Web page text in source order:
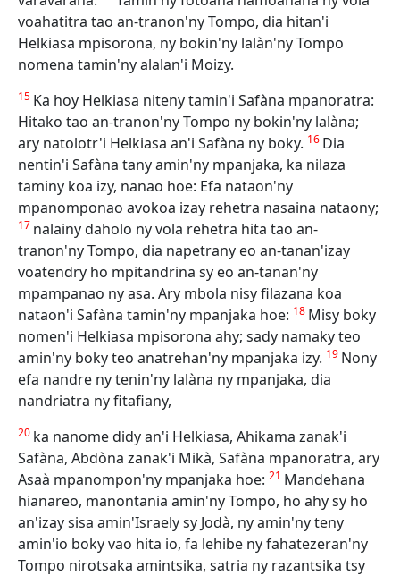
voahatitra tao an-tranon'ny Tompo, dia hitan'i
Helkiasa mpisorona, ny bokin'ny lalàn'ny Tompo
nomena tamin'ny alalan'i Moizy.
15 Ka hoy Helkiasa niteny tamin'i Safàna mpanoratra:
Hitako tao an-tranon'ny Tompo ny bokin'ny lalàna;
ary natolotr'i Helkiasa an'i Safàna ny boky. 16 Dia
nentin'i Safàna tany amin'ny mpanjaka, ka nilaza
taminy koa izy, nanao hoe: Efa nataon'ny
mpanomponao avokoa izay rehetra nasaina nataony;
17 nalainy daholo ny vola rehetra hita tao an-
tranon'ny Tompo, dia napetrany eo an-tanan'izay
voatendry ho mpitandrina sy eo an-tanan'ny
mpampanao ny asa. Ary mbola nisy filazana koa
nataon'i Safàna tamin'ny mpanjaka hoe: 18 Misy boky
nomen'i Helkiasa mpisorona ahy; sady namaky teo
amin'ny boky teo anatrehan'ny mpanjaka izy. 19 Nony
efa nandre ny tenin'ny lalàna ny mpanjaka, dia
nandriatra ny fitafiany,
20 ka nanome didy an'i Helkiasa, Ahikama zanak'i
Safàna, Abdòna zanak'i Mikà, Safàna mpanoratra, ary
Asaà mpanompon'ny mpanjaka hoe: 21 Mandehana
hianareo, manontania amin'ny Tompo, ho ahy sy ho
an'izay sisa amin'Israely sy Jodà, ny amin'ny teny
amin'io boky vao hita io, fa lehibe ny fahatezeran'ny
Tompo nirotsaka amintsika, satria ny razantsika tsy